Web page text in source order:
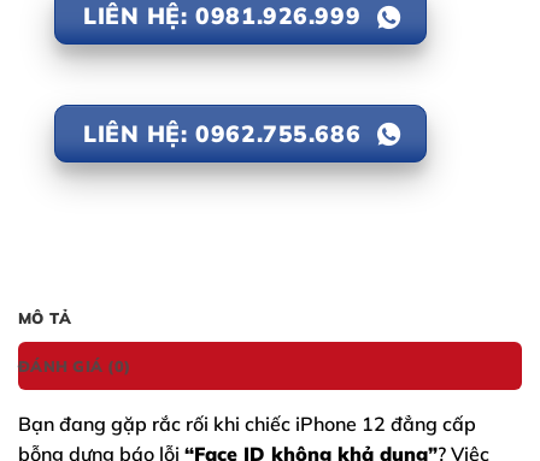
LIÊN HỆ: 0981.926.999
LIÊN HỆ: 0962.755.686
MÔ TẢ
ĐÁNH GIÁ (0)
Bạn đang gặp rắc rối khi chiếc iPhone 12 đẳng cấp
bỗng dưng báo lỗi “Face ID không khả dụng”? Việc